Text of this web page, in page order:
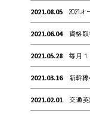
2021.08.05 2021
2021.06.04 資格
2021.05.28 毎月
2021.03.16 新幹
2021.02.01 交通